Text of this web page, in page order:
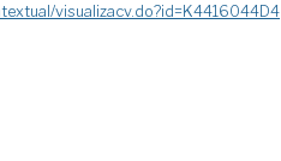
visualizacv.do?id=K4416044D4